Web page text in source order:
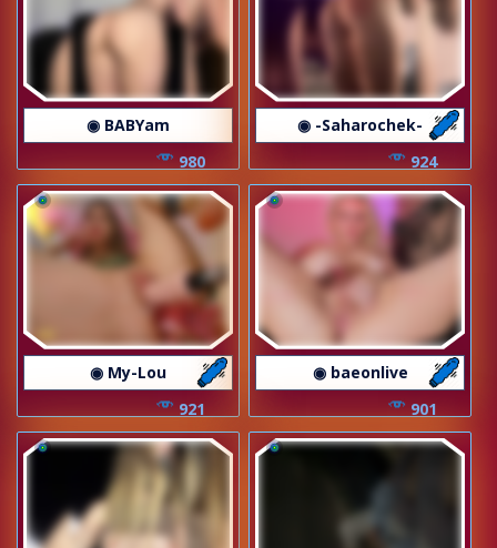
◉ BABYam
980
◉ -Saharochek-
924
◉ My-Lou
921
◉ baeonlive
901